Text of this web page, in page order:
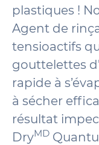
plastiques !
Agent de
tensioactifs
gouttelettes
rapide à
à sécher
résultat
DryMD